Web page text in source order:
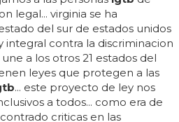
legal... virginia se ha
del sur de estados unidos
integral contra la discriminacion
a los otros 21 estados del
leyes que protegen a las
... este proyecto de ley nos
a todos... como era de
criticas en las